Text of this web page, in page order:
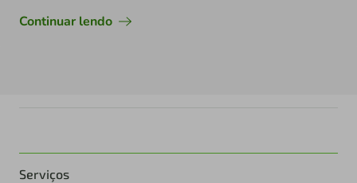
Continuar lendo
Serviços